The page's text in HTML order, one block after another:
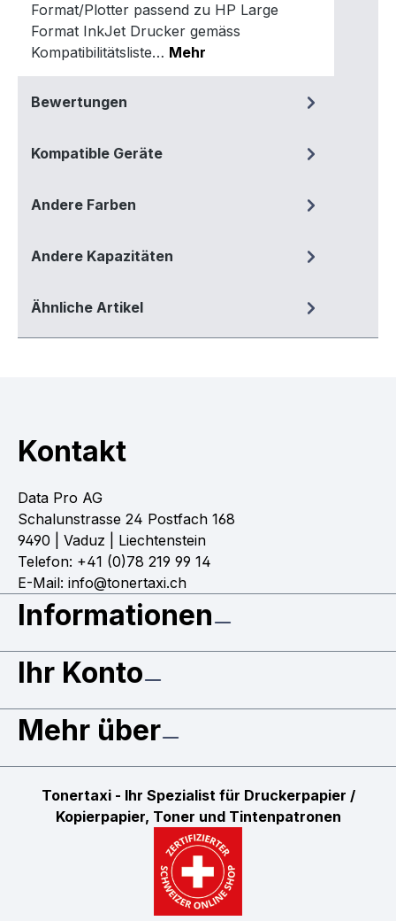
Format/Plotter passend zu HP Large
Format InkJet Drucker gemäss
Kompatibilitätsliste… Mehr
Bewertungen
Kompatible Geräte
Andere Farben
Andere Kapazitäten
Ähnliche Artikel
Kontakt
Data Pro AG
Schalunstrasse 24 Postfach 168
9490 | Vaduz | Liechtenstein
Telefon: +41 (0)78 219 99 14
E-Mail: info@tonertaxi.ch
Informationen
Ihr Konto
Mehr über
Tonertaxi - Ihr Spezialist für Druckerpapier /
Kopierpapier, Toner und Tintenpatronen